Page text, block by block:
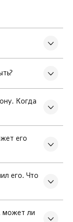
Когда
его
его. Что
может ли